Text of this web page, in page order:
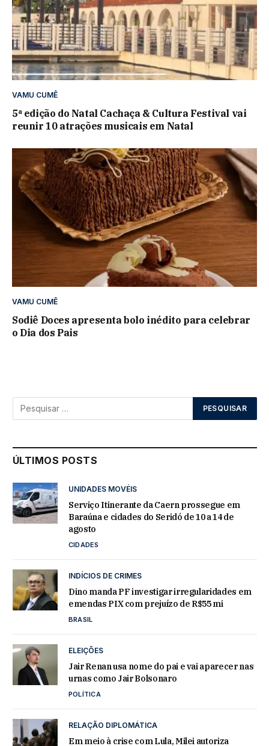
VAMU CUMÊ
5ª edição do Natal Cachaça & Cultura Festival vai
reunir 10 atrações musicais em Natal
VAMU CUMÊ
Sodiê Doces apresenta bolo inédito para celebrar
o Dia dos Pais
ÚLTIMOS POSTS
UNIDADES MOVÉIS
Serviço Itinerante da Caern prossegue em
Baraúna e cidades do Seridó de 10 a 14 de
agosto
CIDADES
INDÍCIOS DE CRIMES
Dino manda PF investigar irregularidades em
emendas PIX com prejuízo de R$55 mi
BRASIL
ELEIÇÕES
Jair Renan usa nome do pai e vai aparecer nas
urnas como Jair Bolsonaro
POLÍTICA
RELAÇÃO DIPLOMÁTICA
Em meio à crise com Lula, Milei autoriza